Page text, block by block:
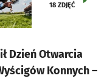
18 ZDJĘĆ
Dzień Otwarcia
Konnych –